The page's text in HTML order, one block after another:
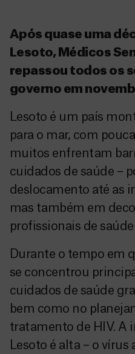
Após quase uma
Lesoto, Médicos
repassou todos os
governo em
Lesoto é um país
para o mar, com
muitos enfrentam
cuidados de saúde –
deslocamento até as
mas também em
profissionais de
Durante o tempo em
se concentrou
cuidados de saúde
bem como no
tratamento de HIV. A
Lesoto é alta – o vírus